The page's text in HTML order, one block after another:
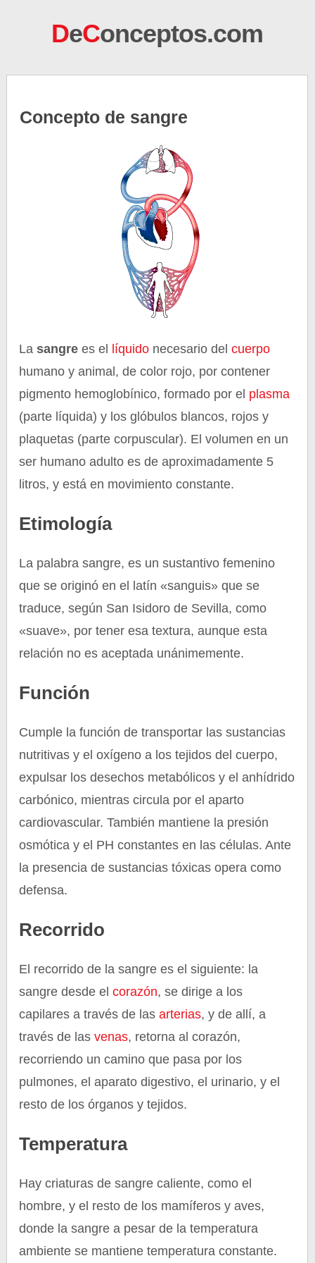
DeConceptos.com
Concepto de sangre
Lasangre es el líquido necesario del cuerpo
humano y animal, de color rojo, por contener
pigmento hemoglobínico, formado por el plasma
(parte líquida) y los glóbulos blancos, rojos y
plaquetas (parte corpuscular). El volumen en un
ser humano adulto es de aproximadamente 5
litros, y está en movimiento constante.
Etimología
La palabra sangre, es un sustantivo femenino
que se originó en el latín «sanguis» que se
traduce, según San Isidoro de Sevilla, como
«suave», por tener esa textura, aunque esta
relación no es aceptada unánimemente.
Función
Cumple la función de transportar las sustancias
nutritivas y el oxígeno a los tejidos del cuerpo,
expulsar los desechos metabólicos y el anhídrido
carbónico, mientras circula por el aparto
cardiovascular. También mantiene la presión
osmótica y el PH constantes en las células. Ante
la presencia de sustancias tóxicas opera como
defensa.
Recorrido
El recorrido de la sangre es el siguiente: la
sangre desde elcorazón, se dirige a los
capilares a través de lasarterias, y de allí, a
través de lasvenas, retorna al corazón,
recorriendo un camino que pasa por los
pulmones, el aparato digestivo, el urinario, y el
resto de los órganos y tejidos.
Temperatura
Hay criaturas de sangre caliente, como el
hombre, y el resto de los mamíferos y aves,
donde la sangre a pesar de la temperatura
ambiente se mantiene temperatura constante.